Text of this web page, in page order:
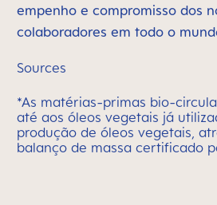
empenho e compromisso dos
colaboradores em todo o
Sources
*As matérias-primas bio-
até aos óleos vegetais já
produção de óleos vegetais,
balanço de massa certificado